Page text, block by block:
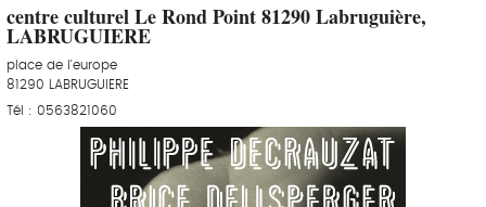
centre culturel Le Rond Point 81290 Labruguière,
LABRUGUIERE
place de l'europe
81290 LABRUGUIERE
Tél : 0563821060